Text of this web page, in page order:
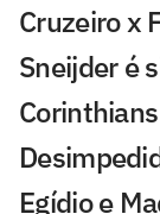
Cruzeiro x
Sneijder é
Egídio e